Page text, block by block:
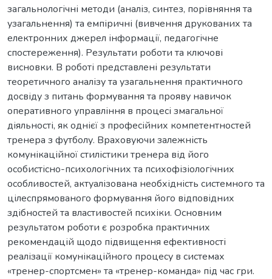
загальнологічні методи (аналіз, синтез, порівняння та
узагальнення) та емпіричні (вивчення друкованих та
електронних джерел інформації, педагогічне
спостереження). Результати роботи та ключові
висновки. В роботі представлені результати
теоретичного аналізу та узагальнення практичного
досвіду з питань формування та прояву навичок
оперативного управління в процесі змагальної
діяльності, як однієї з професійних компетентностей
тренера з футболу. Враховуючи залежність
комунікаційної стилістики тренера від його
особистісно-психологічних та психофізіологічних
особливостей, актуалізована необхідність системного та
цілеспрямованого формування його відповідних
здібностей та властивостей психіки. Основним
результатом роботи є розробка практичних
рекомендацій щодо підвищення ефективності
реалізації комунікаційного процесу в системах
«тренер-спортсмен» та «тренер-команда» під час гри.